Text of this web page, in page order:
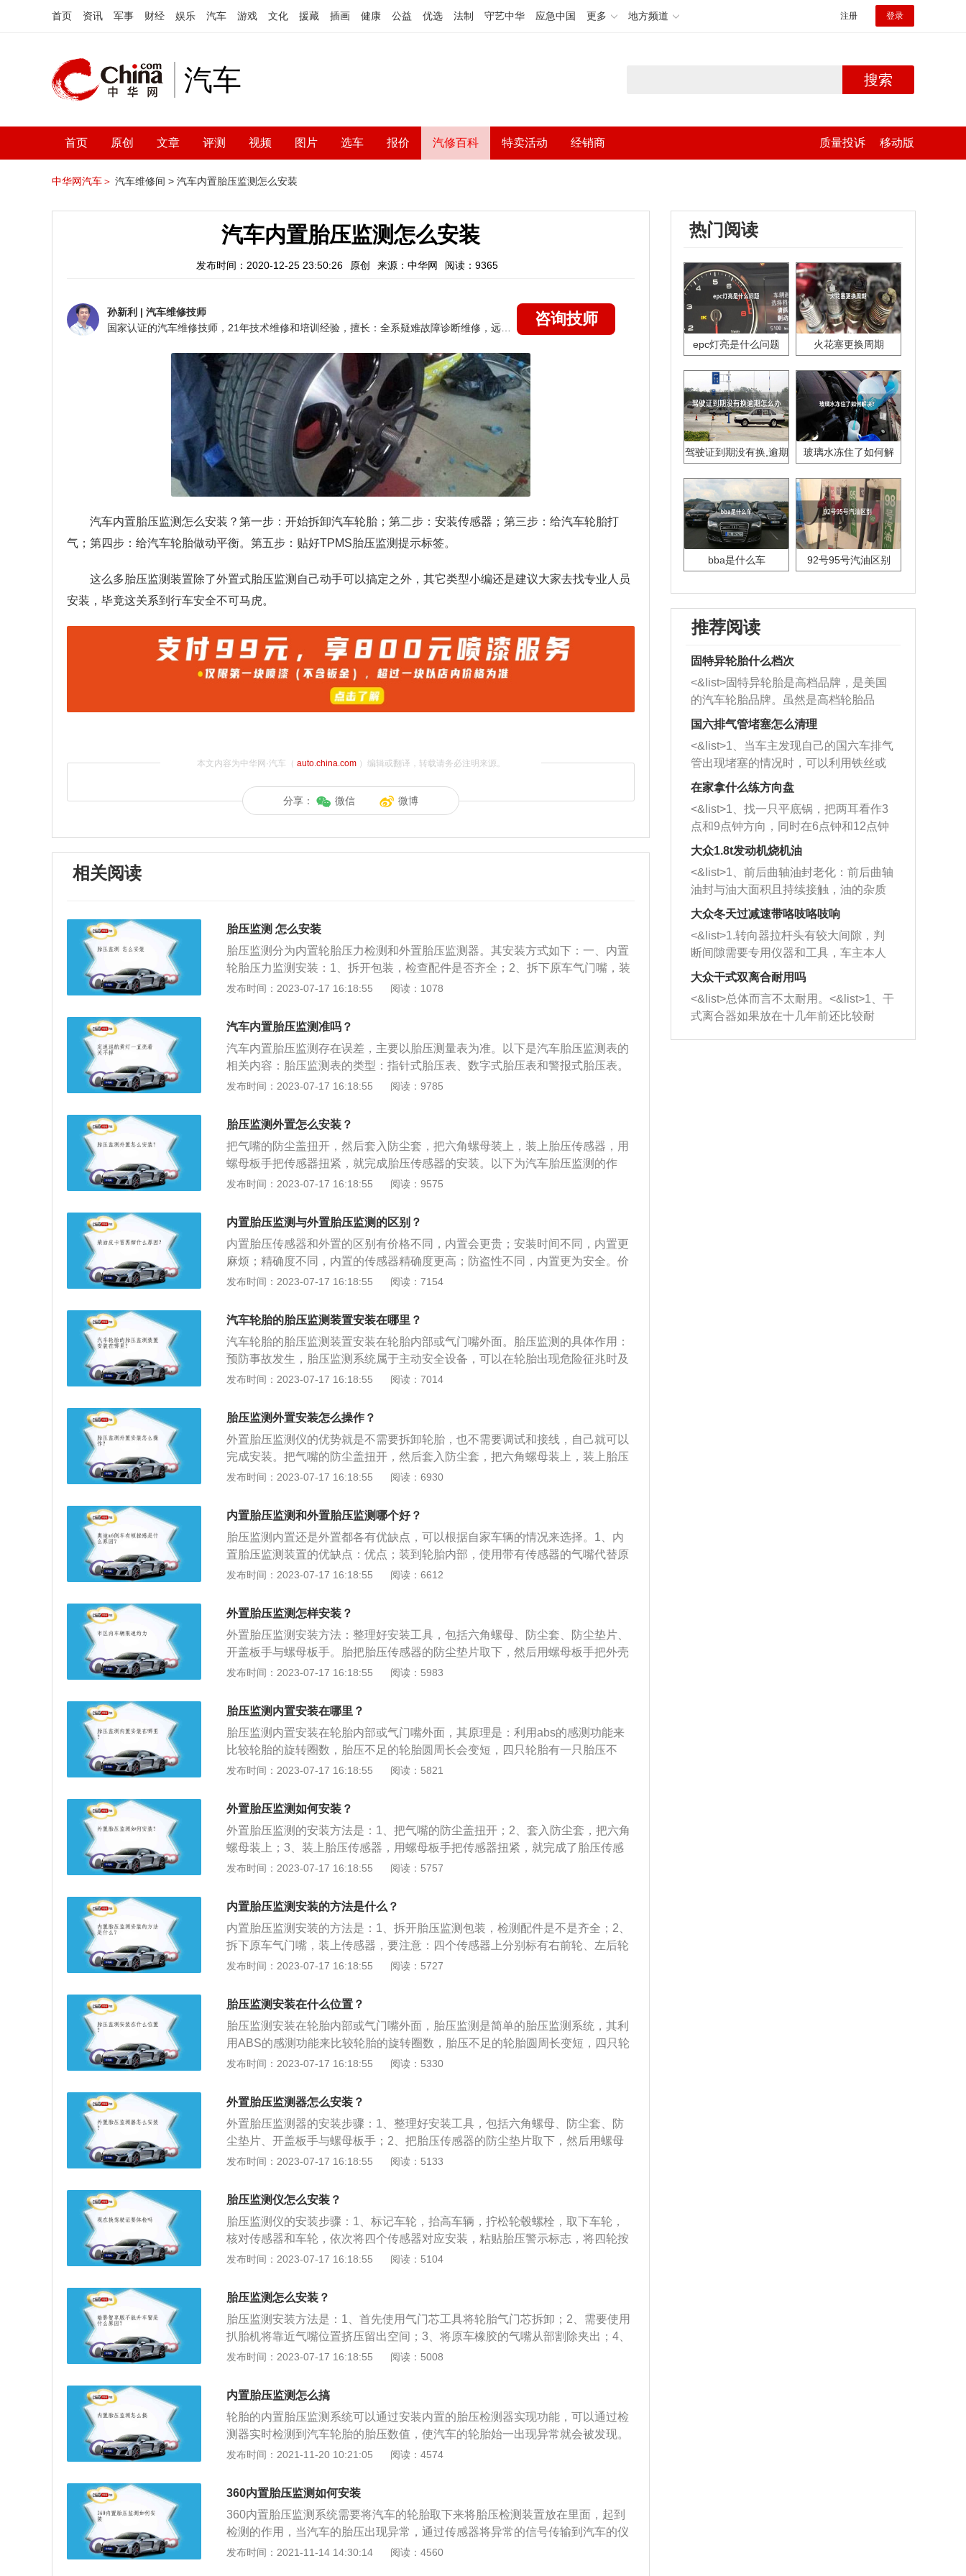
首页 资讯 军事 财经 娱乐 汽车 游戏 文化 援藏 插画 健康 公益 优选 法制 守艺中华 应急中国 更多 地方频道 注册 登录
汽车 搜索
首页 原创 文章 评测 视频 图片 选车 报价 汽修百科 特卖活动 经销商 质量投诉 移动版
中华网汽车＞ 汽车维修间 > 汽车内置胎压监测怎么安装
汽车内置胎压监测怎么安装
发布时间：2020-12-25 23:50:26 原创 来源：中华网 阅读：9365
孙新利 | 汽车维修技师
咨询技师
汽车内置胎压监测怎么安装？ 第一步：开始拆卸汽车轮胎；第二步：安装传感器；第三步：给汽车轮胎打
气；第四步：给汽车轮胎做动平衡。第五步：贴好TPMS胎压监测提示标签。
这么多胎压监测装置除了外置式胎压监测自己动手可以搞定之外，其它类型小编还是建议大家去找专业人员
安装，毕竟这关系到行车安全不可马虎。
本文内容为中华网·汽车（ auto.china.com）编辑或翻译，转载请务必注明来源。
分享： 微信 微博
相关阅读
胎压监测 怎么安装
胎压监测分为内置轮胎压力检测和外置胎压监测器。其安装方式如下：一、内置
轮胎压力监测安装：1、拆开包装，检查配件是否齐全；2、拆下原车气门嘴，装
上传感器（注意：4个传感器上分别标有“右前轮”“左后轮”等提示，要按顺序安
毂接触面贴紧和最佳平行，以内六角小扳手锁紧传感器，感觉锁紧后，再加半周
即可；4、把轮胎和轮毂装好，重新充气；5、上平衡机做动平衡、测试（避免在
不平衡状态下，车轮抖动、方向盘震动、轮胎加速磨损的现象），开启监测器
（首次安装胎压监测器，汽车要行驶一段距离，显示屏才显示数据）。汽车内置
胎压监测器安装是比较复杂的，建议去维修店叫师傅安装。二、外部胎压监测安
板手；2、胎压传感器内有纽扣电池，正常情况下可以使用2到3年；3、把胎压传
感器的防尘垫片取下，然后用螺母板手把外壳扭开，就可以看到位于传感器内部
的纽扣电池；4、把气嘴的防尘盖扭开，然后套入防尘套，把六角螺母装上，装
装，继续安装完成其他的即可。外部轮胎压力监测只需要将传感器更换到轮胎的
发布时间：2023-07-17 16:18:55 阅读：1078
汽车内置胎压监测准吗？
汽车内置胎压监测存在误差，主要以胎压测量表为准。以下是汽车胎压监测表的
相关内容：胎压监测表的类型：指针式胎压表、数字式胎压表和警报式胎压表。
胎压监测表的使用方法：长按显示屏上的设定按钮约3秒钟，听到滴的一声后，
到ID之后，点击OK键确定。按SET进入其他轮胎，依次靠近其他传感器，逐个进
行调试即可。
发布时间：2023-07-17 16:18:55 阅读：9785
胎压监测外置怎么安装？
把气嘴的防尘盖扭开，然后套入防尘套，把六角螺母装上，装上胎压传感器，用
螺母板手把传感器扭紧，就完成胎压传感器的安装。以下为汽车胎压监测的作
用：延长轮胎使用寿命：有了胎压监测系统，就可以随时让轮胎都保持在规定的
济：当轮胎内的气压过低时，就会增大轮胎与地面的接触面积，从而增大摩擦阻
力，当轮胎气压低于标准气压值30%，油耗将上升10%。减少悬架磨损：左右轮
胎胎压轮胎不一致的情况，就好比在不平整的地上停车一样。长时间停车会影响
汽车左右悬挂的不一致的磨损。同时，汽车轮胎气压过足时，会导致轮胎本身减
震效果减低，从而增加车辆减震系统的负担，长期使用对发动机底盘及悬挂系统
挂系统的磨损。
发布时间：2023-07-17 16:18:55 阅读：9575
内置胎压监测与外置胎压监测的区别？
内置胎压传感器和外置的区别有价格不同，内置会更贵；安装时间不同，内置更
麻烦；精确度不同，内置的传感器精确度更高；防盗性不同，内置更为安全。价
格方面：内置胎压监测相对外置胎压监测较贵。安装时间方面：安装内置式胎压
压监测的安装较为简单，车主可以自己动手操作。精确度方面：在精确度上，由
于外置式受环境、外力等因素的影响，它的精准度比内置式的稍低。防盗性方
面：在防盗性上，内置式更为安全，因为安装在轮胎内，被盗取可能性很低，所
以更为安全。外置式防盗性较差，因为基本上同一个牌子所使用的拆卸工具一
样，同牌子的外置传感器都可拆下。胎压监测是在汽车行驶过程中对轮胎气压进
压监测方式有以下3种：直接式胎压监测：直接式胎压监测装置是利用安装在每
一个轮胎里的压力传感器来直接测量轮胎的气压，利用无线发射器将压力信息从
轮胎内部发送到中央接收器模块上，然后对各轮胎气压数据进行显示。当轮胎气
车辆的重量会使该轮的滚动半径变小，导致其转速比其他车轮快。通过比较轮胎
算轮胎滚动半径来对气压进行监测。轮胎智能监控系统(TPMS)介绍：它兼有上述
两个系统的优点，在两个互相成对角的轮胎内装备直接传感器，并装备一个4轮
间接系统。与全部使用直接系统相比，这种复合式系统可以降低成本，克服间接
系统不能检测出多个轮胎同时出现气压过低的缺陷。但是，它仍然不能像直接系
发布时间：2023-07-17 16:18:55 阅读：7154
汽车轮胎的胎压监测装置安装在哪里？
汽车轮胎的胎压监测装置安装在轮胎内部或气门嘴外面。胎压监测的具体作用：
预防事故发生，胎压监测系统属于主动安全设备，可以在轮胎出现危险征兆时及
时报警，提醒驾驶员采取相应措施，从而避免严重事故的发生；延长轮胎使用寿
毁，延长轮胎使用寿命；使行车更为经济：当轮胎内的气压过低时，就会增大轮
胎与地面的接触面积，从而增大摩擦阻力。胎压异常警告：如果胎压异常警告灯
点亮，表明一个或者多个轮胎充气量明显不足。此时，应尽快停车，检查胎压并
将轮胎充气到正确的压力值。更换轮胎或者胎压传感器后，要进行胎压传感器系
统与传感器匹配，否则胎压指示灯会一直亮起。
发布时间：2023-07-17 16:18:55 阅读：7014
胎压监测外置安装怎么操作？
外置胎压监测仪的优势就是不需要拆卸轮胎，也不需要调试和接线，自己就可以
完成安装。把气嘴的防尘盖扭开，然后套入防尘套，把六角螺母装上，装上胎压
传感器，用螺母板手把传感器扭紧，就完成胎压传感器的安装。关于汽车胎压监
轮胎都保持在规定的压力、温度范围内工作，从而减少车胎的损毁，延长轮胎使
用寿命。2、行车更经济：当轮胎内的气压过低时，就会增大轮胎与地面的接触
面积，从而增大摩擦阻力，当轮胎气压低于标准气压值30%，油耗将上升10%。
3、减少悬架磨损：左右轮胎胎压轮胎不一致的情况，就好比在不平整的地上停
车一样。长时间停车会影响汽车左右悬挂的不一致的磨损。同时，汽车轮胎气压
用对发动机底盘及悬挂系统都将造成很大的伤害；而如果轮胎气压不均匀，还容
易造成刹车跑偏，从而增加悬挂系统的磨损。
发布时间：2023-07-17 16:18:55 阅读：6930
内置胎压监测和外置胎压监测哪个好？
胎压监测内置还是外置都各有优缺点，可以根据自家车辆的情况来选择。1、内
置胎压监测装置的优缺点：优点；装到轮胎内部，使用带有传感器的气嘴代替原
有气嘴，露到外面的部分较小，不会凸出到轮毂外面，安装完成后基本就可以一
胎压监测装置的优缺点：优点：安装简便。无需更换气嘴，无需动平衡，甚至不
需要充放气，车主需要做的可能仅仅是将传感器拧到气嘴上便可。缺点：不适用
于胎压较高的SUV车型，充放气需要拆下传感器重新安装，外置传感器容易受到
异物损害。
发布时间：2023-07-17 16:18:55 阅读：6612
外置胎压监测怎样安装？
外置胎压监测安装方法：整理好安装工具，包括六角螺母、防尘套、防尘垫片、
开盖板手与螺母板手。胎把胎压传感器的防尘垫片取下，然后用螺母板手把外壳
扭开，就可以看到位于传感器内部的纽扣电池。把气嘴的防尘盖扭开，然后套入
完成其中一个胎压传感器的安装。胎压报警消除办法：在中控台上有一个轮胎监
控指示按钮，系统发出胎压过低警告后，汽车必须静止约一分钟，不允许移动汽
车或关闭并重新打开点火开关，直至按压按钮对轮胎监控指示进行重新标定。在
中控显示器上的设置找到轮胎胎压复位即可。如果以上都没有则需要到4s店进行
胎压报警消除。胎压不足怎么办：如果看不出什么损伤时，可直接充气至正常胎
补胎后，重新充气即可。如果充完气一段时间后提示胎压不足，但轮胎没有破
洞，可能是因为轮毂变形造成的漏气，建议检查轮毂并更换。
发布时间：2023-07-17 16:18:55 阅读：5983
胎压监测内置安装在哪里？
胎压监测内置安装在轮胎内部或气门嘴外面，其原理是：利用abs的感测功能来
比较轮胎的旋转圈数，胎压不足的轮胎圆周长会变短，四只轮胎有一只胎压不
足，行驶时旋转圈数便会和其他轮胎不同。胎压检测灯的消除方法是：1、踩下
胎充气至标准气压；3、长按车辆的轮胎压力警示灯消除键即可。轮胎使用的注
意事项是：1、轮胎花纹磨损会令轮胎丧失抓地力，容易爆胎，使轮胎失去排
污、排水功能；2、定期检测轮胎胎压；3、清除轮胎中的异物防止刺破胎体，导
致轮胎漏气或爆胎；4、每行驶1万公里调换一次轮胎位置，使轮胎疲劳度均匀
化，防止偏磨损，延长轮胎寿命。
发布时间：2023-07-17 16:18:55 阅读：5821
外置胎压监测如何安装？
外置胎压监测的安装方法是：1、把气嘴的防尘盖扭开；2、套入防尘套，把六角
螺母装上；3、装上胎压传感器，用螺母板手把传感器扭紧，就完成了胎压传感
器的安装。外置胎压监测仪的优势是不需要拆卸轮胎，也不需要调试和接线，自
在轮胎出现危险征兆时及时报警，提醒驾驶员采取相应措施，从而避免了严重事
故的发生。有了胎压监测系统，就可以随时让轮胎都保持在规定的压力、温度范
围内工作，从而减少车胎的损毁，延长轮胎使用寿命。
发布时间：2023-07-17 16:18:55 阅读：5757
内置胎压监测安装的方法是什么？
内置胎压监测安装的方法是：1、拆开胎压监测包装，检测配件是不是齐全；2、
拆下原车气门嘴，装上传感器，要注意：四个传感器上分别标有右前轮、左后轮
等提示，要按顺序安装，不然显示屏显示错乱；3、用手将传感器外壳向轮毂上
加半周即可；4、将轮胎和轮毂装好，将轮胎充满气；5、上平衡机做动平衡、测
试，防止在不平衡状态下，车轮发抖震动、方向盘震动、轮胎加速磨损的现象；
6、打开启用显示器，首次安装胎压监测器，汽车要驾驶一段距离，显示屏才显
示数据。
发布时间：2023-07-17 16:18:55 阅读：5727
胎压监测安装在什么位置？
胎压监测安装在轮胎内部或气门嘴外面，胎压监测是简单的胎压监测系统，其利
用ABS的感测功能来比较轮胎的旋转圈数，胎压不足的轮胎圆周长变短，四只轮
胎有一只胎压不足，行驶时旋转圈数便会和其他轮胎不同。胎压监测可以通过记
测，能够为行驶提供有效的安全保障。胎压监测的作用是：1、预防事故发生；
2、延长轮胎使用寿命；3、使行车更为经济；4、减少悬架系统的磨损。
发布时间：2023-07-17 16:18:55 阅读：5330
外置胎压监测器怎么安装？
外置胎压监测器的安装步骤：1、整理好安装工具，包括六角螺母、防尘套、防
尘垫片、开盖板手与螺母板手；2、把胎压传感器的防尘垫片取下，然后用螺母
板手把外壳扭开，就可以看到位于传感器内部的纽扣电池；3、把气嘴的防尘盖
器扭紧即可完成。外置胎压监测装置采用的是太阳能供电，在充电过程中，显示
器有一个小太阳的标识，表示正在充电，充电6小时可以使用10天左右。
发布时间：2023-07-17 16:18:55 阅读：5133
胎压监测仪怎么安装？
胎压监测仪的安装步骤：1、标记车轮，抬高车辆，拧松轮毂螺栓，取下车轮，
核对传感器和车轮，依次将四个传感器对应安装，粘贴胎压警示标志，将四轮按
照前后左右装回原位；2、安装胎压检测接收器，车辆试行50米显示激活；3、前
4、轮胎安装好放到动平衡来测量调校模式，启动平衡机测量动平衡偏差值即
可。胎压监测系统属于主动安全配置，其主要是对各个轮胎进行实时自动监测，
为车主的安全行驶提供有力的保证。
发布时间：2023-07-17 16:18:55 阅读：5104
胎压监测怎么安装？
胎压监测安装方法是：1、首先使用气门芯工具将轮胎气门芯拆卸；2、需要使用
扒胎机将靠近气嘴位置挤压留出空间；3、将原车橡胶的气嘴从部割除夹出；4、
将胎压监测传感器到外部安装；5、安装垫片；6、安装固定螺丝；7、打紧到固
过轮胎的转速差来判断轮胎是否异常。另一种是直接式胎压监测系统，通过在轮
胎里面加装四个胎压监测传感器，在汽车静止或者行驶过程中对轮胎气压和温度
进行实时自动监测。
发布时间：2023-07-17 16:18:55 阅读：5008
内置胎压监测怎么搞
轮胎的内置胎压监测系统可以通过安装内置的胎压检测器实现功能，可以通过检
测器实时检测到汽车轮胎的胎压数值，使汽车的轮胎始一出现异常就会被发现。
胎压是轮胎内部空气压强，胎压是轮胎的命门，过高过低都会影响轮胎的使用寿
速轮胎磨损。当气压过高导致轮胎的弹性下降，使轮胎在行驶过程中受到的负荷
增大，使汽车容易发生爆胎现象。轮胎在冷却时的压力值是最符合胎压标注数值
的，一般汽车停车至少三个小时或行驶不超过1.6千米时，轮胎所测的胎压是最标
准的。胎压监测系统反映汽车的轮胎状况，将胎压保持在合理范围内使轮胎的使
用寿命有保障。
发布时间：2021-11-20 10:21:05 阅读：4574
360内置胎压监测如何安装
360内置胎压监测系统需要将汽车的轮胎取下来将胎压检测装置放在里面，起到
检测的作用，当汽车的胎压出现异常，通过传感器将异常的信号传输到汽车的仪
表盘上。胎压是轮胎内部空气压强，过高过低都会影响轮胎的使用寿命，当气压
发布时间：2021-11-14 14:30:14 阅读：4560
热门阅读
epc灯亮是什么问题 火花塞更换周期
驾驶证到期没有换,逾期
玻璃水冻住了如何解
bba是什么车 92号95号汽油区别
推荐阅读
固特异轮胎什么档次
<&list>固特异轮胎是高档品牌，是美国
的汽车轮胎品牌。虽然是高档轮胎品
牌，但是中高低端的轮胎都有生产，这
也是为了更好的开拓市场。
国六排气管堵塞怎么清理
<&list>1、当车主发现自己的国六车排气
管出现堵塞的情况时，可以利用铁丝或
者是细棍，直接将杂物给取出来，如果
堵塞情况比较严重，也可以采取应急措
施。 <&list>2、直接利用木棍将所有的
杂物推到排气管里面的位置处，然后将
三元催化器拆解开，就可以将堵塞的东
西取出来。但如果是因为积碳过多引起
的堵塞，就需要将三元催化器泡在草酸
洗剂对堵塞的情况得到解决，将清洗剂
放在燃油箱中，与燃油混合后，车辆启
动时，就可以和汽油一起进入到燃烧
室，最后形成废气排出，就可以让三元
催化器得到清洗，排气管堵塞的情况就
能够得到解决。
在家拿什么练方向盘
<&list>1、找一只平底锅，把两耳看作3
点和9点钟方向，同时在6点钟和12点钟
方向做一个标记。 <&list>2、双手握住
一圈半的练习，往右同样也要打相同的
圈数。 <&list>3、最后强调要反复练
习，这样就可以形成肌肉记忆，在真实
驾驶车辆时，不需要记忆也能打好方
向。
大众1.8t发动机烧机油
<&list>1、前后曲轴油封老化：前后曲轴
油封与油大面积且持续接触，油的杂质
和发动机内持续温度变化使其密封效果
逐渐减弱，导致渗油或漏油。<&list>2、
活塞间隙过大：积碳会使活塞环与缸体
的间隙扩大，导致机油流入燃烧室中，
造成烧机油。<&list>3、机油粘度。使用
机油粘度过小的话，同样会有烧机油现
象，机油粘度过小具有很好的流动性，
大众冬天过减速带咯吱咯吱响
<&list>1.转向器拉杆头有较大间隙，判
断间隙需要专用仪器和工具，车主本人
无法制作，需要将车辆送到修理厂或4s
店；<&list>2.车辆半轴套管防尘罩破
裂，破裂后会出现漏油现象，使半轴磨
损严重，磨损的半轴容易损坏，产生异
响；<&list>3.稳定器的转向胶套和球头
大众干式双离合耐用吗
<&list>总体而言不太耐用。<&list>1、干
式离合器如果放在十几年前还比较耐